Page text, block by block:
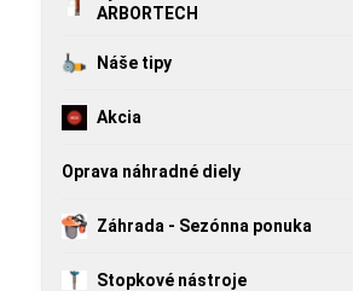
ARBORTECH
Náše tipy
Akcia
Oprava náhradné diely
Záhrada - Sezónna ponuka
Stopkové nástroje